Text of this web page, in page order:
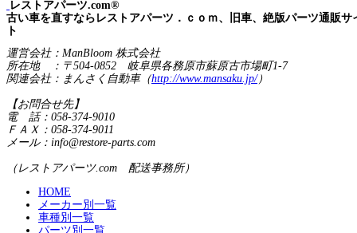
レストアパーツ.com®
古い車を直すならレストアパーツ．ｃｏｍ、旧車、絶版パーツ通販サ
ト
運営会社：ManBloom 株式会社
所在地 ：〒504-0852 岐阜県各務原市蘇原古市場町1-7
関連会社：まんさく自動車（http://www.mansaku.jp/）
【お問合せ先】
電 話：058-374-9010
ＦＡＸ：058-374-9011
メール：info@restore-parts.com
（レストアパーツ.com 配送事務所）
HOME
メーカー別一覧
車種別一覧
パーツ別一覧